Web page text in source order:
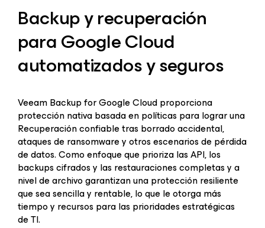
Backup y recuperación
para Google Cloud
automatizados y seguros
Veeam Backup for Google Cloud proporciona
protección nativa basada en políticas para lograr una
Recuperación confiable tras borrado accidental,
ataques de ransomware y otros escenarios de pérdida
de datos. Como enfoque que prioriza las API, los
backups cifrados y las restauraciones completas y a
nivel de archivo garantizan una protección resiliente
que sea sencilla y rentable, lo que le otorga más
tiempo y recursos para las prioridades estratégicas
de TI.